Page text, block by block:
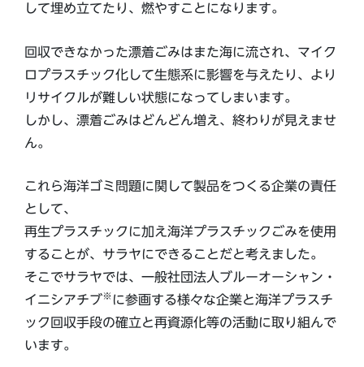
して埋め立てたり、燃やすことになります。
回収できなかった漂着ごみはまた海に流され、マイク
ロプラスチック化して生態系に影響を与えたり、より
リサイクルが難しい状態になってしまいます。
しかし、漂着ごみはどんどん増え、終わりが見えませ
ん。
これら海洋ゴミ問題に関して製品をつくる企業の責任
として、
再生プラスチックに加え海洋プラスチックごみを使用
することが、サラヤにできることだと考えました。
そこでサラヤでは、一般社団法人ブルーオーシャン・
イニシアチブ※ に参画する様々な企業と海洋プラスチ
ック回収手段の確立と再資源化等の活動に取り組んで
います。